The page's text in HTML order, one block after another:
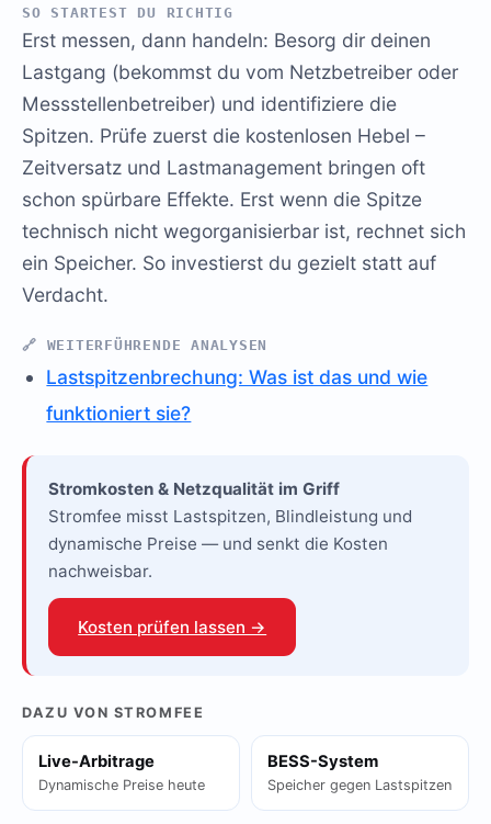
SO STARTEST DU RICHTIG
Erst messen, dann handeln: Besorg dir deinen
Lastgang (bekommst du vom Netzbetreiber oder
Messstellenbetreiber) und identifiziere die
Spitzen. Prüfe zuerst die kostenlosen Hebel –
Zeitversatz und Lastmanagement bringen oft
schon spürbare Effekte. Erst wenn die Spitze
technisch nicht wegorganisierbar ist, rechnet sich
ein Speicher. So investierst du gezielt statt auf
Verdacht.
🔗 WEITERFÜHRENDE ANALYSEN
Lastspitzenbrechung: Was ist das und wie
funktioniert sie?
Stromkosten & Netzqualität im Griff
Stromfee misst Lastspitzen, Blindleistung und
dynamische Preise — und senkt die Kosten
nachweisbar.
Kosten prüfen lassen →
DAZU VON STROMFEE
Live-Arbitrage
Dynamische Preise heute
BESS-System
Speicher gegen Lastspitzen